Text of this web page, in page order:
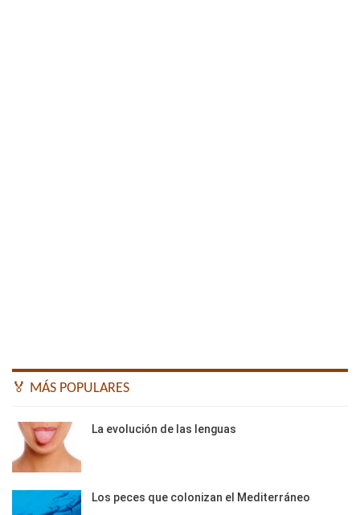
🏅 MÁS POPULARES
La evolución de las lenguas
Los peces que colonizan el Mediterráneo